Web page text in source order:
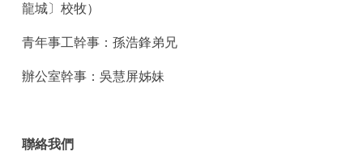
龍城〕校牧）
青年事工幹事：孫浩鋒弟兄
辦公室幹事：吳慧屏姊妹
聯絡我們